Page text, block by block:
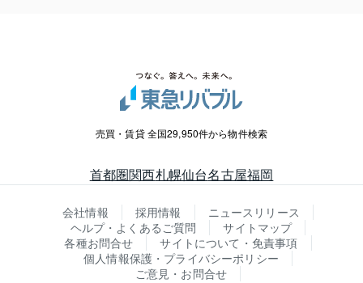
売買・賃貸 全国29,950件から物件検索
首都圏関西札幌仙台名古屋福岡
会社情報 採用情報
ニュースリリース
ヘルプ・よくあるご質問
サイトマップ
各種お問合せ
サイトについて・免責事項
個人情報保護・プライバシーポリシー
ご意見・お問合せ